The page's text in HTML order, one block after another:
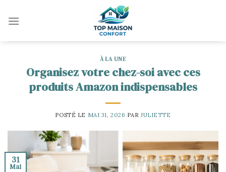
À LA UNE
Organisez votre chez-soi avec ces
produits Amazon indispensables
POSTÉ LE MAI 31, 2026 PARJULIETTE
31
Mai